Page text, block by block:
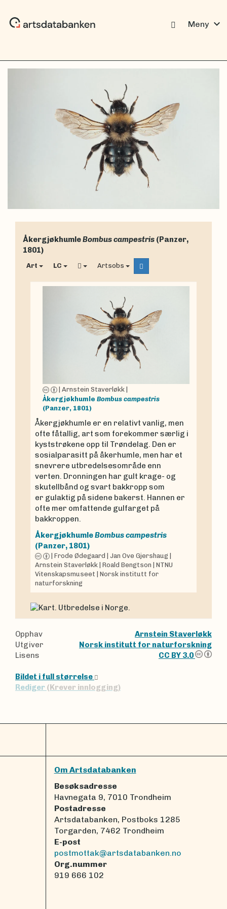
Meny expand_more
ÅkergjøkhumleBombus campestris (Panzer,
1801)
Art LC Artsobs
Arnstein Staverløkk
Åkergjøkhumle Bombus campestris
(Panzer, 1801)
Åkergjøkhumle er en relativt vanlig, men
ofte fåtallig, art som forekommer særlig i
kyststrøkene opp til Trøndelag. Den er
sosialparasitt på åkerhumle, men har et
snevrere utbredelsesområde enn
verten. Dronningen har gult krage- og
skutellbånd og svart bakkropp som
er gulaktig på sidene bakerst. Hannen er
ofte mer omfattende gulfarget på
bakkroppen.
ÅkergjøkhumleBombus campestris
(Panzer, 1801)
Frode Ødegaard Jan Ove Gjershaug
Arnstein Staverløkk Roald Bengtson
NTNU
Vitenskapsmuseet
Norsk institutt for
naturforskning
Opphav
Arnstein Staverløkk
Utgiver
Norsk institutt for naturforskning
Lisens
CC BY 3.0
Bildet i full størrelse
Rediger (Krever innlogging)
Om Artsdatabanken
Besøksadresse
Havnegata 9, 7010 Trondheim
Postadresse
Artsdatabanken, Postboks 1285
Torgarden, 7462 Trondheim
E-post
postmottak@artsdatabanken.no
Org.nummer
919 666 102